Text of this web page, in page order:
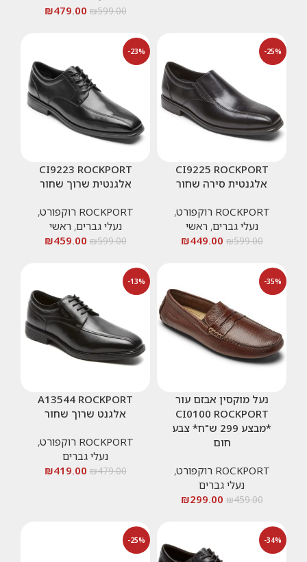
₪599.00
₪479.00
-25%
CI9225 ROCKPORT
אלגנטית סירה שחור
ROCKPORT רוקפורט
,
נעלי גברים, ראשי
₪599.00
₪449.00
-23%
CI9223 ROCKPORT
אלגנטית שרוך שחור
ROCKPORT רוקפורט
,
נעלי גברים, ראשי
₪599.00
₪459.00
-35%
נעל מוקסין אבזם עור
CI0100 ROCKPORT
*מבצע 299 ש"ח* צבע
חום
ROCKPORT רוקפורט
,
נעלי גברים
₪459.00
₪299.00
-13%
A13544 ROCKPORT
אלגנט שרוך שחור
ROCKPORT רוקפורט
,
נעלי גברים
₪479.00
₪419.00
-34%
-25%